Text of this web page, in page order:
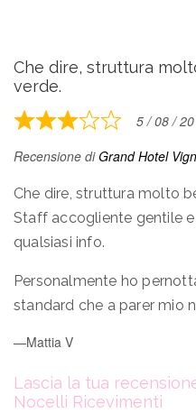
Che dire, struttura
verde.
Rated
3
of
5
5 / 08 /
Recensione diGrand Hotel
Che dire, struttura molto
Staff accogliente gentile
qualsiasi info.
Personalmente ho
standard che a parer mio
Mattia V
Lascia la tua
Nocelli Ricevimenti